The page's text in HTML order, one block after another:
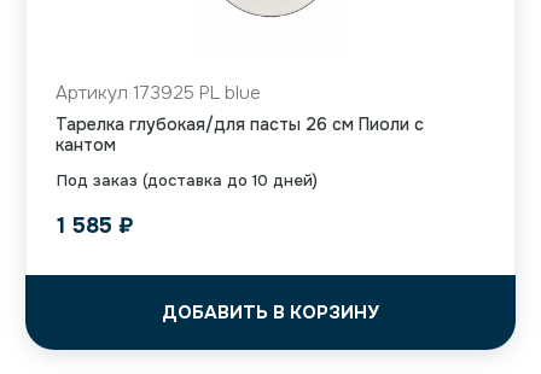
Под заказ (доставка до 10 дней)
Артикул 173925 PL blue
Тарелка глубокая/для пасты 26 см Пиоли с
кантом
1 585 ₽
ДОБАВИТЬ В КОРЗИНУ